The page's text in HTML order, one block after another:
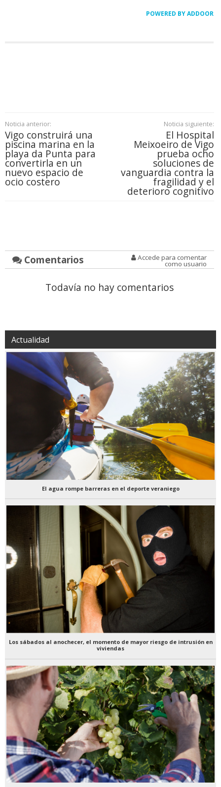
POWERED BY ADDOOR
Noticia anterior:
Vigo construirá una
piscina marina en la
playa da Punta para
convertirla en un
nuevo espacio de
ocio costero
Noticia siguiente:
El Hospital
Meixoeiro de Vigo
prueba ocho
soluciones de
vanguardia contra la
fragilidad y el
deterioro cognitivo
Comentarios Accede para comentar
como usuario
Todavía no hay comentarios
Actualidad
El agua rompe barreras en el deporte veraniego
Los sábados al anochecer, el momento de mayor riesgo de intrusión en
viviendas